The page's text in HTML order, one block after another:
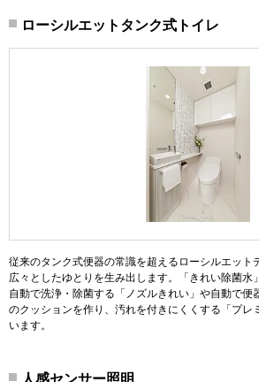
ローシルエットタンク式トイレ
従来のタンク式便器の常識を超えるローシルエット
広々としたゆとりを生み出します。「きれい除菌水
自動で洗浄・除菌する「ノズルきれい」や自動で便
のクッションを作り、汚れを付きにくくする「プレ
います。
人感センサー照明